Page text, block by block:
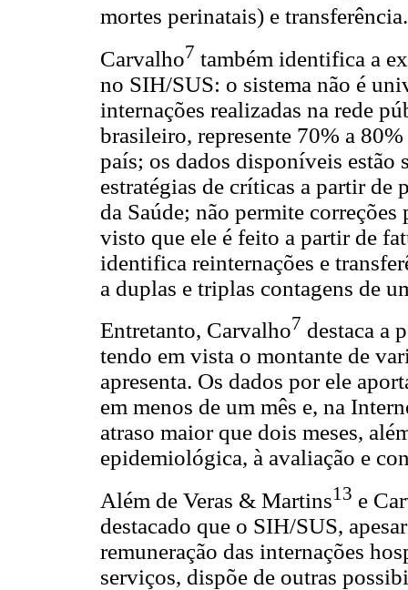
mortes perinatais) e transferência.
Carvalho7 também identifica a
no SIH/SUS: o sistema não é
internações realizadas na rede
brasileiro, represente 70% a
país; os dados disponíveis estão
estratégias de críticas a partir
da Saúde; não permite
visto que ele é feito a partir de
identifica reinternações e
a duplas e triplas contagens de
Entretanto, Carvalho7 destaca a
tendo em vista o montante de
apresenta. Os dados por ele
em menos de um mês e, na
atraso maior que dois meses,
epidemiológica, à avaliação e
Além de Veras & Martins13 e
destacado que o SIH/SUS,
remuneração das internações
serviços, dispõe de outras